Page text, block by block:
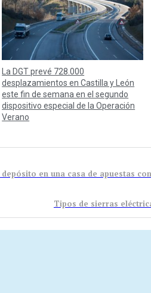
La DGT prevé 728.000
desplazamientos en Castilla y León
este fin de semana en el segundo
dispositivo especial de la Operación
Verano
en una casa de apuestas
Tipos de sierras